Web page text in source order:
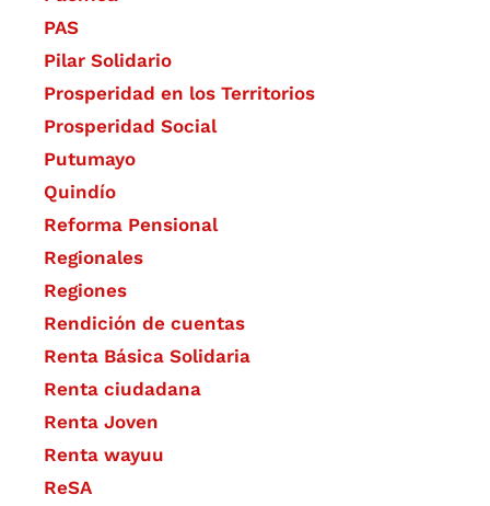
PAS
Pilar Solidario
Prosperidad en los Territorios
Prosperidad Social
Putumayo
Quindío
Reforma Pensional
Regionales
Regiones
Rendición de cuentas
Renta Básica Solidaria
Renta ciudadana
Renta Joven
Renta wayuu
ReSA